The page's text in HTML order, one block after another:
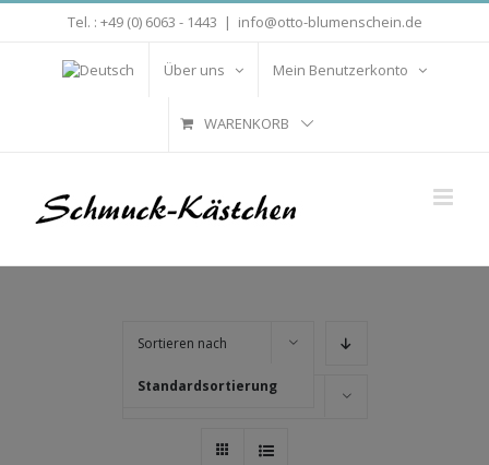
Zum
springen
Tel. : +49 (0) 6063 - 1443 | info@otto-blumenschein.de
Über uns Mein Benutzerkonto
WARENKORB
Sortieren nach
Standardsortierung
Zeige16 Produkte